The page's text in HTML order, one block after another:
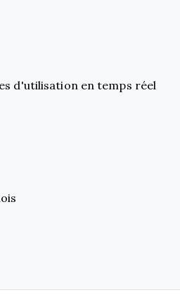
d'utilisation en temps réel